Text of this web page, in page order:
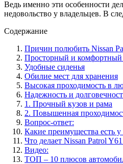
Ведь именно эти особенности
недовольство у владельцев. В
Содержание
Причин полюбить Nissan
Просторный и комфортный
Удобные сиденья
Обилие мест для хранения
Высокая проходимость в
Надежность и
1. Прочный кузов и рама
2. Повышенная
Вопрос-ответ:
Какие преимущества есть
Что делает Nissan Patrol
Видео:
ТОП – 10 плюсов